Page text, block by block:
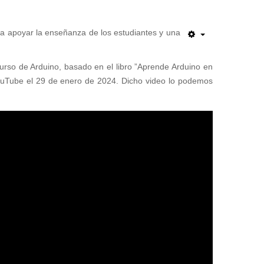
apoyar la enseñanza de los estudiantes y una
de Arduino, basado en el libro ”Aprende Arduino en
el 29 de enero de 2024. Dicho video lo podemos